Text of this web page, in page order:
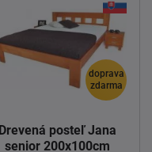
doprava
zdarma
Drevená posteľ Jana
senior 200x100cm